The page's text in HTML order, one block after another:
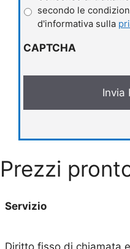
secondo le
d'informativa sulla
CAPTCHA
Prezzi
Servizio